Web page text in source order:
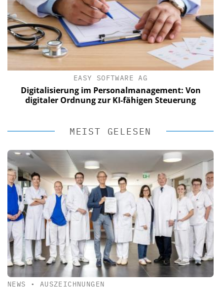
EASY SOFTWARE AG
Digitalisierung im Personalmanagement: Von
digitaler Ordnung zur KI-fähigen Steuerung
MEIST GELESEN
NEWS • AUSZEICHNUNGEN